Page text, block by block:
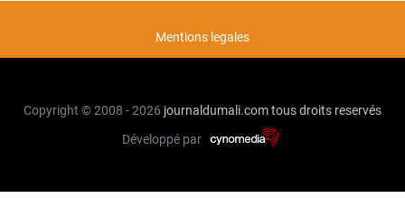
Mentions legales
Copyright © 2008 - 2026 journaldumali.comtous droits reservés
Développé par